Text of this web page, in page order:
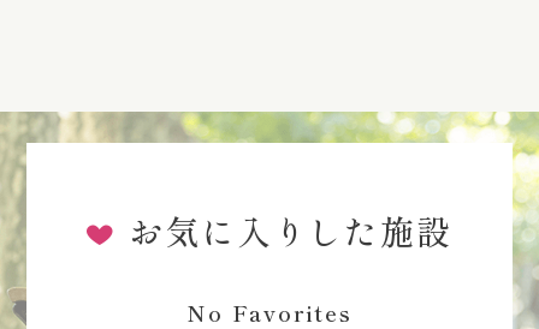
お気に入りした施設
No Favorites